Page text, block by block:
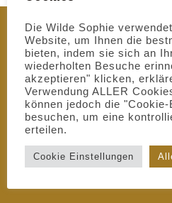
Die Wilde Sophie
Website, um Ihnen die
bieten, indem sie sich an
wiederholten Besuche
akzeptieren" klicken,
Verwendung ALLER
können jedoch die
besuchen, um eine
erteilen.
Cookie Einstellungen